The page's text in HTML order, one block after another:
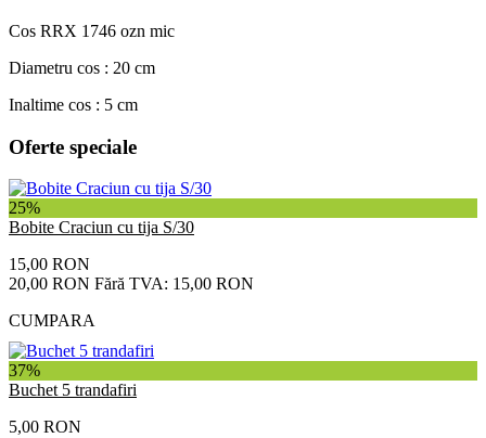
Cos RRX 1746 ozn mic
Diametru cos : 20 cm
Inaltime cos : 5 cm
Oferte speciale
25%
Bobite Craciun cu tija S/30
15,00 RON
20,00 RON Fără TVA: 15,00 RON
CUMPARA
37%
Buchet 5 trandafiri
5,00 RON